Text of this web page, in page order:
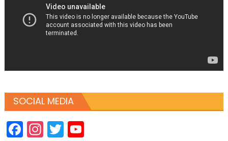
SOCIAL MEDIA
Facebook
Instagram
TwitterYouTube